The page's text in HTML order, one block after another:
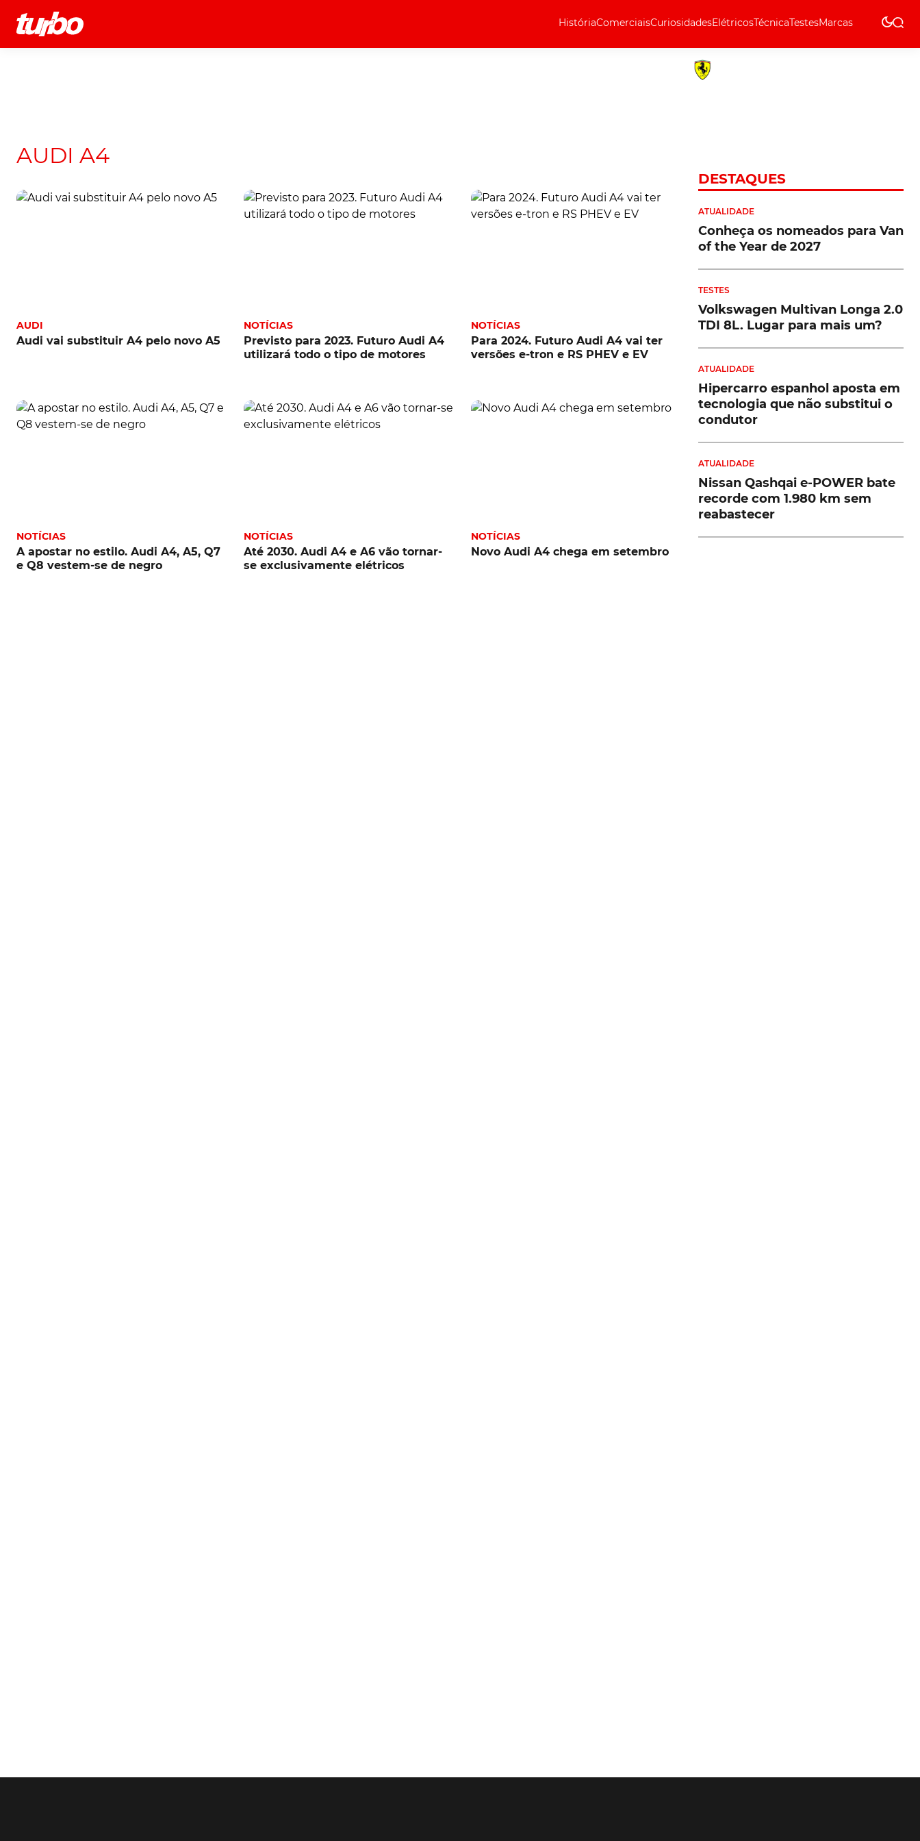
HistóriaComerciaisCuriosidadesElétricosTécnicaTestesMarcas
AUDI A4
AUDI
Audi vai substituir A4 pelo novo A5
NOTÍCIAS
Previsto para 2023. Futuro Audi A4
utilizará todo o tipo de motores
NOTÍCIAS
Para 2024. Futuro Audi A4 vai ter
versões e-tron e RS PHEV e EV
NOTÍCIAS
A apostar no estilo. Audi A4, A5, Q7
e Q8 vestem-se de negro
NOTÍCIAS
Até 2030. Audi A4 e A6 vão tornar-
se exclusivamente elétricos
NOTÍCIAS
Novo Audi A4 chega em setembro
DESTAQUES
ATUALIDADE
Conheça os nomeados para Van
of the Year de 2027
TESTES
Volkswagen Multivan Longa 2.0
TDI 8L. Lugar para mais um?
ATUALIDADE
Hipercarro espanhol aposta em
tecnologia que não substitui o
condutor
ATUALIDADE
Nissan Qashqai e-POWER bate
recorde com 1.980 km sem
reabastecer